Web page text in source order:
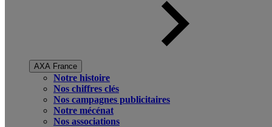
AXA France
Notre histoire
Nos chiffres clés
Nos campagnes publicitaires
Notre mécénat
Nos associations